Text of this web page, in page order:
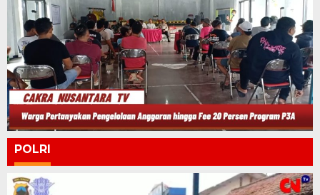
POLRI